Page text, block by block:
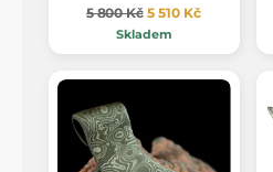
5 800 Kč 5 510 Kč
Skladem